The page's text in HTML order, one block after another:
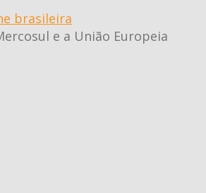
brasileira
e a União Europeia